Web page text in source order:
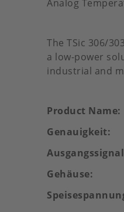
Analog
The TSic 306/
a low-power
industrial and
Product Name
Genauigkeit
Ausgangssignal
Gehäuse